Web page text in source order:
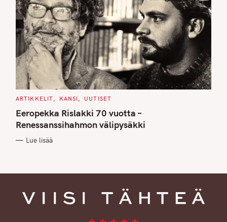
C
T
E
G
O
I
ARTIKKELIT KANSI UUTISET
Eeropekka Rislakki 70 vuotta –
Renessanssihahmon välipysäkki
Lue lisää